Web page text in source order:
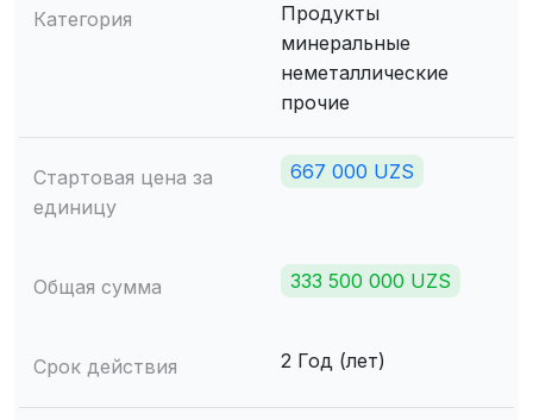
Категория
Продукты
минеральные
неметаллические
прочие
Стартовая цена за
единицу
667 000 UZS
Общая сумма 333 500 000 UZS
Срок действия 2 Год (лет)